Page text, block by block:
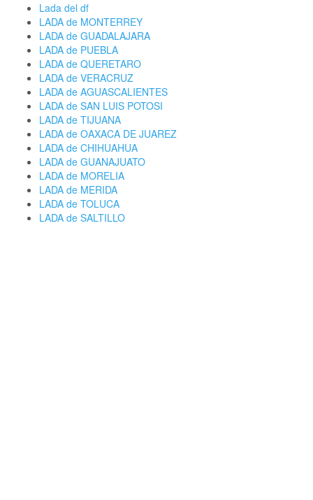
Lada del df
LADA de MONTERREY
LADA de GUADALAJARA
LADA de PUEBLA
LADA de QUERETARO
LADA de VERACRUZ
LADA de AGUASCALIENTES
LADA de SAN LUIS POTOSI
LADA de TIJUANA
LADA de OAXACA DE JUAREZ
LADA de CHIHUAHUA
LADA de GUANAJUATO
LADA de MORELIA
LADA de MERIDA
LADA de TOLUCA
LADA de SALTILLO